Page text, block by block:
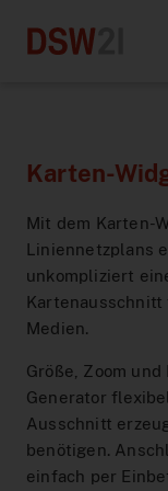
Fahrplan &
Abfahrten
Alles zum
Tickets &
eezy.nrw
Service
Apps &
Karten-
Mit dem Karten-
Liniennetzplans
unkompliziert
Medien.
Größe, Zoom
Generator
Ausschnitt
benötigen.
einfach per